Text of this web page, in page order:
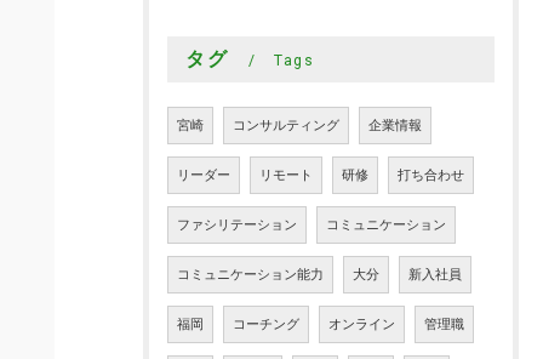
タグ Tags
宮崎 コンサルティング 企業情報
リーダー リモート 研修 打ち合わせ
ファシリテーション コミュニケーション
コミュニケーション能力 大分 新入社員
福岡 コーチング オンライン 管理職